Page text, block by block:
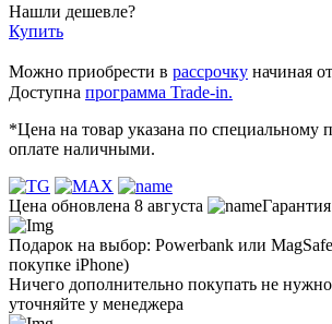
Нашли дешевле?
Купить
Можно приобрести в рассрочку начиная
Доступна программа Trade-in.
*Цена на товар указана по специальному
оплате наличными.
Цена обновлена 8 августа
Подарок на выбор: Powerbank или
покупке iPhone)
Ничего дополнительно покупать не
уточняйте у менеджера